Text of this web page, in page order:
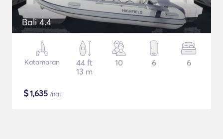
Bali 4.4
Katamaran
44 ft
13 m
10 6 6
$1,635 /nat